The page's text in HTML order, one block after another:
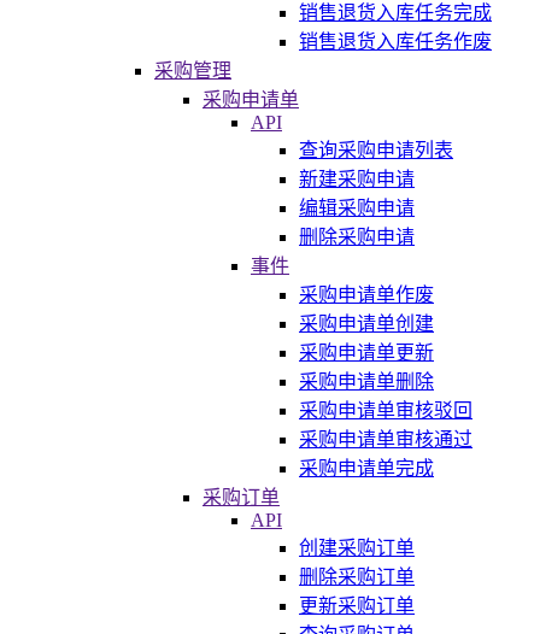
销售退货入库任务完成
销售退货入库任务作废
采购管理
采购申请单
API
查询采购申请列表
新建采购申请
编辑采购申请
删除采购申请
事件
采购申请单作废
采购申请单创建
采购申请单更新
采购申请单删除
采购申请单审核驳回
采购申请单审核通过
采购申请单完成
采购订单
API
创建采购订单
删除采购订单
更新采购订单